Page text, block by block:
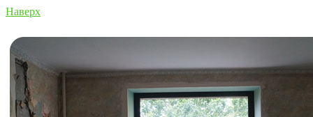
Наверх